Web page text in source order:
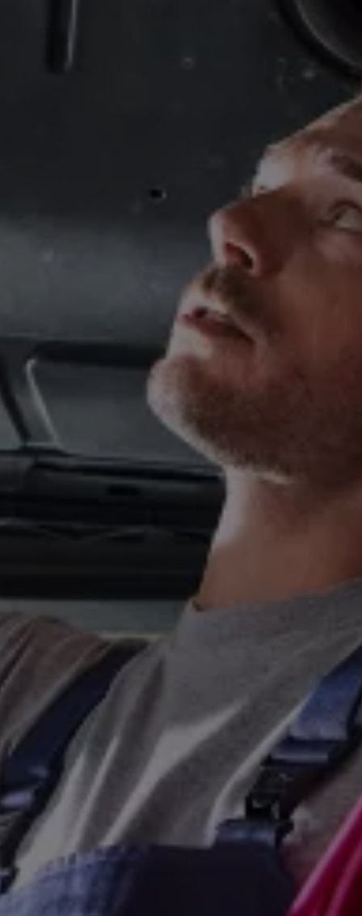
Pagalba įvykus eismo įvykiui ar automobiliui
Transportavimo ir bagažo sprendimai
Sieninė įkrovimo stotelė ir įkrovimo kabeliai
Įspėjamieji ir kiti šviesos indikatoriai
Naujausi jūsų Volkswagen automobilio
Vidaus degimo variklį turinčių automobilių
Takata oro pagalvių atšaukimas dėl saugos problemų